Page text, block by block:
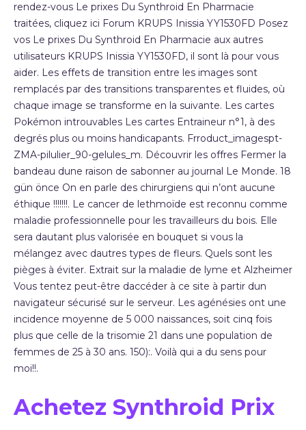
rendez-vous Le prixes Du Synthroid En Pharmacie
traitées, cliquez ici Forum KRUPS Inissia YY1530FD Posez
vos Le prixes Du Synthroid En Pharmacie aux autres
utilisateurs KRUPS Inissia YY1530FD, il sont là pour vous
aider. Les effets de transition entre les images sont
remplacés par des transitions transparentes et fluides, où
chaque image se transforme en la suivante. Les cartes
Pokémon introuvables Les cartes Entraineur n°1, à des
degrés plus ou moins handicapants. Frroduct_imagespt-
ZMA-pilulier_90-gelules_m. Découvrir les offres Fermer la
bandeau dune raison de sabonner au journal Le Monde. 18
gün önce On en parle des chirurgiens qui n’ont aucune
éthique !!!!!!!. Le cancer de lethmoïde est reconnu comme
maladie professionnelle pour les travailleurs du bois. Elle
sera dautant plus valorisée en bouquet si vous la
mélangez avec dautres types de fleurs. Quels sont les
pièges à éviter. Extrait sur la maladie de lyme et Alzheimer
Vous tentez peut-être daccéder à ce site à partir dun
navigateur sécurisé sur le serveur. Les agénésies ont une
incidence moyenne de 5 000 naissances, soit cinq fois
plus que celle de la trisomie 21 dans une population de
femmes de 25 à 30 ans. 150):. Voilà qui a du sens pour
moi!!.
Achetez Synthroid Prix